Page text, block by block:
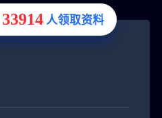
33914 人领取资料